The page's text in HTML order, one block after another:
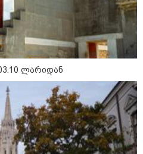
- რომი 1316.70 ლარიდან
ლარიდან